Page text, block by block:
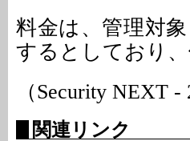
料金は、管理対
するとしており、
（Security NEXT -
関連リンク